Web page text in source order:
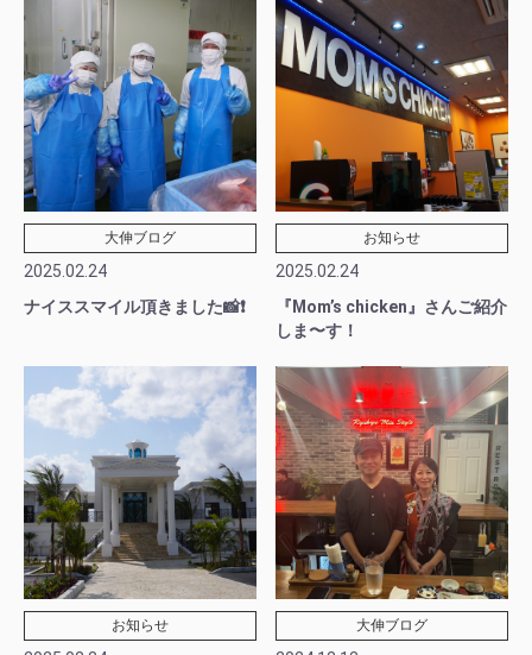
大伸ブログ
2025.02.24
ナイススマイル頂きました📸❗️
お知らせ
2025.02.24
『Mom’s chicken』さんご紹介
しま〜す！
お知らせ 大伸ブログ